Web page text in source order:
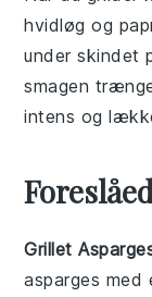
hvidløg og
underskindet
smagen
intens og
Grillet
asparges med